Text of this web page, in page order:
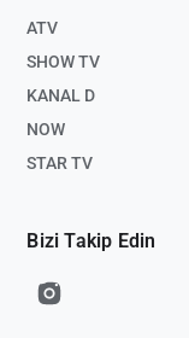
ATV
SHOW TV
KANAL D
NOW
STAR TV
Bizi Takip Edin